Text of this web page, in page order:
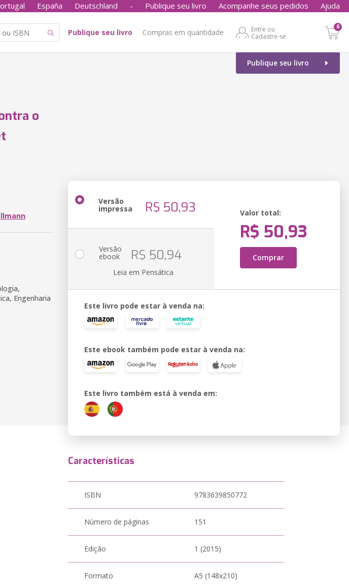
España Deutschland - Publique seu livro Acompanhe seus pedidos Ajuda
Publique seu livro Compras em quantidade
Entre ou
Cadastre-se
0
Publique seu livro
o
Engenharia
Versão
impressa R$ 50,93 Valor total:
R$ 50,93
Comprar
Versão
ebook R$ 50,94
Leia em Pensática
Este livro pode estar à venda na:
Este ebook também pode estar à venda na:
Este livro também está à venda em:
Características
ISBN 9783639850772
Número de páginas 151
Edição 1 (2015)
Formato A5 (148x210)